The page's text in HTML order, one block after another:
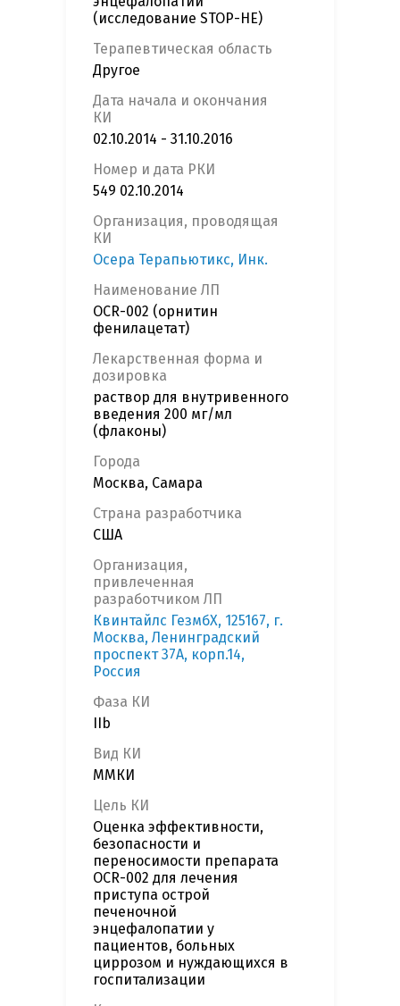
(исследование STOP-HE)
Терапевтическая область
Другое
Дата начала и окончания
КИ
02.10.2014 - 31.10.2016
Номер и дата РКИ
549 02.10.2014
Организация, проводящая
КИ
Осера Терапьютикс, Инк.
Наименование ЛП
OCR-002 (орнитин
фенилацетат)
Лекарственная форма и
дозировка
раствор для внутривенного
введения 200 мг/мл
(флаконы)
Города
Москва, Самара
Страна разработчика
США
Организация,
привлеченная
разработчиком ЛП
Квинтайлс ГезмбХ, 125167, г.
Москва, Ленинградский
проспект 37А, корп.14,
Россия
Фаза КИ
IIb
Вид КИ
ММКИ
Цель КИ
Оценка эффективности,
безопасности и
переносимости препарата
OCR-002 для лечения
приступа острой
печеночной
энцефалопатии у
пациентов, больных
циррозом и нуждающихся в
госпитализации